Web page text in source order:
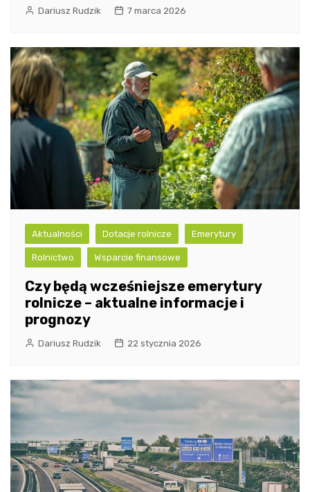
Dariusz Rudzik 7 marca 2026
Aktualności Dotacje rolnicze Emerytury
Rolnictwo Wsparcie finansowe
Czy będą wcześniejsze emerytury
rolnicze – aktualne informacje i
prognozy
Dariusz Rudzik 22 stycznia 2026